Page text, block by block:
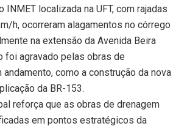
INMET localizada na UFT, com rajadas
h, ocorreram alagamentos no córrego
na extensão da Avenida Beira
foi agravado pelas obras de
andamento, como a construção da nova
da BR-153.
reforça que as obras de drenagem
em pontos estratégicos da